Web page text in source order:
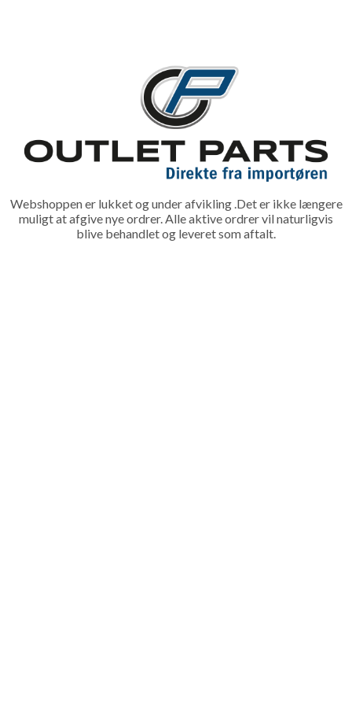
Webshoppen er lukket og under afvikling .Det er ikke længere
muligt at afgive nye ordrer. Alle aktive ordrer vil naturligvis
blive behandlet og leveret som aftalt.